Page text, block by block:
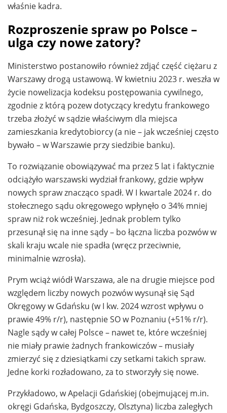
właśnie kadra.
Rozproszenie spraw po Polsce –
ulga czy nowe zatory?
Ministerstwo postanowiło również zdjąć część ciężaru z
Warszawy drogą ustawową. W kwietniu 2023 r. weszła w
życie nowelizacja kodeksu postępowania cywilnego,
zgodnie z którą pozew dotyczący kredytu frankowego
trzeba złożyć w sądzie właściwym dla miejsca
zamieszkania kredytobiorcy (a nie – jak wcześniej często
bywało – w Warszawie przy siedzibie banku).
To rozwiązanie obowiązywać ma przez 5 lat i faktycznie
odciążyło warszawski wydział frankowy, gdzie wpływ
nowych spraw znacząco spadł. W I kwartale 2024 r. do
stołecznego sądu okręgowego wpłynęło o 34% mniej
spraw niż rok wcześniej. Jednak problem tylko
przesunął się na inne sądy – bo łączna liczba pozwów w
skali kraju wcale nie spadła (wręcz przeciwnie,
minimalnie wzrosła).
Prym wciąż wiódł Warszawa, ale na drugie miejsce pod
względem liczby nowych pozwów wysunął się Sąd
Okręgowy w Gdańsku (w I kw. 2024 wzrost wpływu o
prawie 49% r/r), następnie SO w Poznaniu (+51% r/r).
Nagle sądy w całej Polsce – nawet te, które wcześniej
nie miały prawie żadnych frankowiczów – musiały
zmierzyć się z dziesiątkami czy setkami takich spraw.
Jedne korki rozładowano, za to stworzyły się nowe.
Przykładowo, w Apelacji Gdańskiej (obejmującej m.in.
okręgi Gdańska, Bydgoszczy, Olsztyna) liczba zaległych